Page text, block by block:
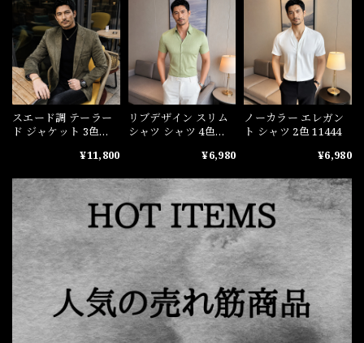
スエード調 テーラー
ド ジャケット 3色
¥11,800
リブデザイン スリム
シャツ シャツ 4色
¥6,980
ノーカラー エレガン
ト シャツ 2色 11444
¥6,980